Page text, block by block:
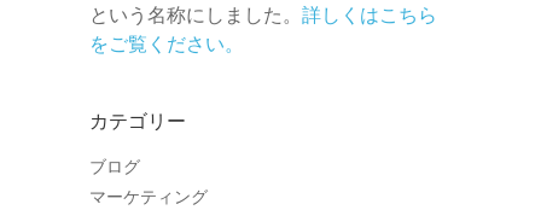
という名称にしました。 詳しくはこちら
をご覧ください。
カテゴリー
ブログ
マーケティング